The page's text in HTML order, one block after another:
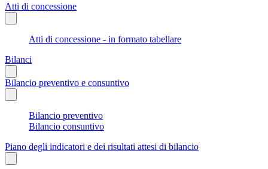
Atti di concessione
Atti di concessione - in formato tabellare
Bilanci
Bilancio preventivo e consuntivo
Bilancio preventivo
Bilancio consuntivo
Piano degli indicatori e dei risultati attesi di bilancio